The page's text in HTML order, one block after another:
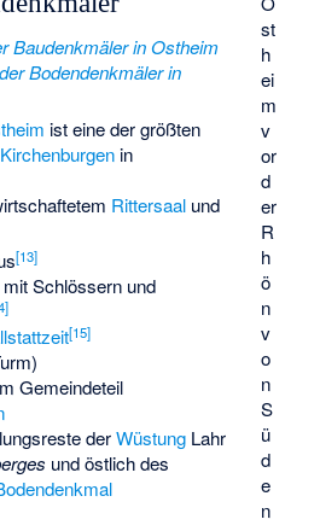
st
h
ei
m
v
or
d
er
R
h
ö
n
v
o
n
S
ü
d
e
n
Baudenkmäler in Ostheim
Bodendenkmäler in
ist eine der größten
Kirchenburgenin
Rittersaalund
[13]
Schlössern und
]
[15]
Gemeindeteil
derWüstung Lahr
und östlich des